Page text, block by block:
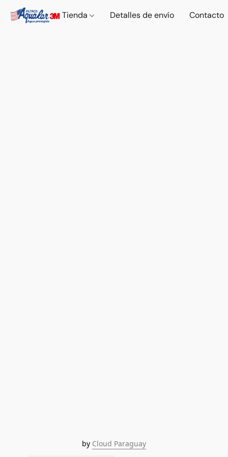
Tienda Detalles de envío Contacto
by Cloud Paraguay